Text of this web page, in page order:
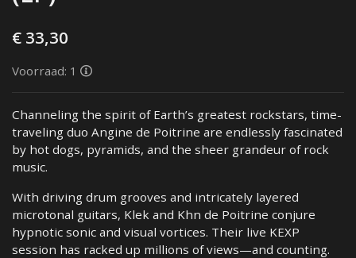
€ 33,30
Voorraad: 1
Channeling the spirit of Earth’s greatest rockstars, time-
traveling duo Angine de Poitrine are endlessly fascinated
by hot dogs, pyramids, and the sheer grandeur of rock
music.
With driving drum grooves and intricately layered
microtonal guitars, Klek and Khn de Poitrine conjure
hypnotic sonic and visual vortices. Their live KEXP
session has racked up millions of views—and counting.